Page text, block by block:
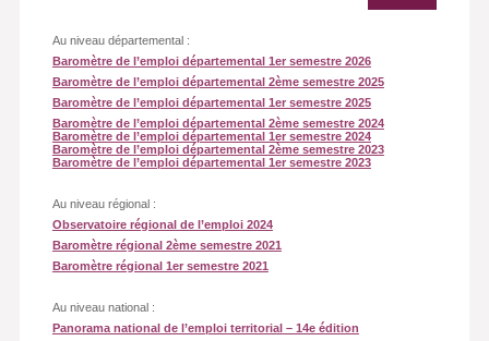
Au niveau départemental :
Baromètre de l’emploi départemental 1er semestre 2026
Baromètre de l’emploi départemental 2ème semestre 2025
Baromètre de l’emploi départemental 1er semestre 2025
Baromètre de l’emploi départemental 2ème semestre 2024
Baromètre de l’emploi départemental 1er semestre 2024
Baromètre de l’emploi départemental 2ème semestre 2023
Baromètre de l’emploi départemental 1er semestre 2023
Au niveau régional :
Observatoire régional de l’emploi 2024
Baromètre régional 2ème semestre 2021
Baromètre régional 1er semestre 2021
Au niveau national :
Panorama national de l’emploi territorial – 14e édition